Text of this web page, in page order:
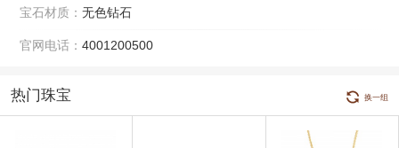
宝石材质： 无色钻石
官网电话： 4001200500
热门珠宝 换一组